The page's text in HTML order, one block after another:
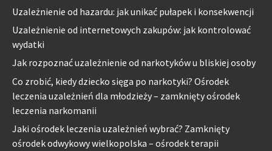
Uzależnienie od hazardu: jak unikać pułapek i konsekwencji
Uzależnienie od internetowych zakupów: jak kontrolować
wydatki
Jak rozpoznać uzależnienie od narkotyków u bliskiej osoby
Co zrobić, kiedy dziecko sięga po narkotyki? Ośrodek
leczenia uzależnień dla młodzieży – zamknięty ośrodek
leczenia narkomanii
Jaki ośrodek leczenia uzależnień wybrać? Zamknięty
ośrodek odwykowy wielkopolska – ośrodek terapii